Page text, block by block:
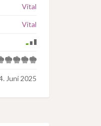
Vital
Vital
Juni 2025